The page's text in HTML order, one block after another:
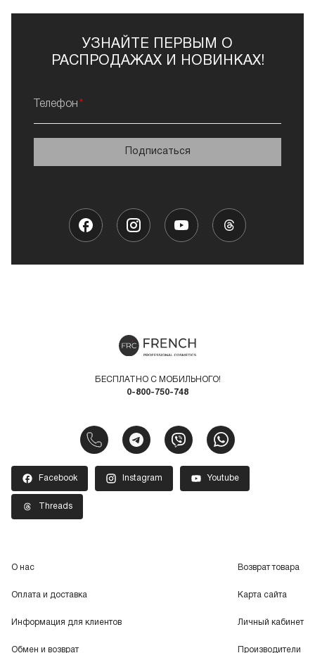
УЗНАЙТЕ ПЕРВЫМ О
РАСПРОДАЖАХ И НОВИНКАХ!
Телефон
Подписаться
БЕСПЛАТНО С МОБИЛЬНОГО!
0-800-750-748
Facebook Instagram Youtube
Threads
О нас
Оплата и доставка
Информация для клиентов
Обмен и возврат
Возврат товара
Карта сайта
Личный кабинет
Производители